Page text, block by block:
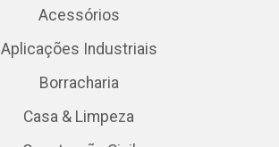
Acessórios
Aplicações Industriais
Borracharia
Casa & Limpeza